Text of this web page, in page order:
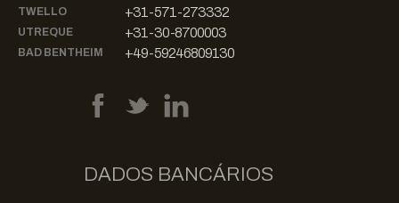
TWELLO +31-571-273332
UTREQUE +31-30-8700003
BAD BENTHEIM +49-59246809130
DADOS BANCÁRIOS